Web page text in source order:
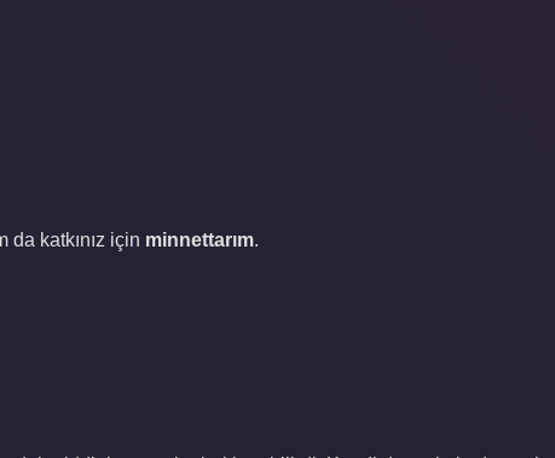
katkınız için minnettarım.